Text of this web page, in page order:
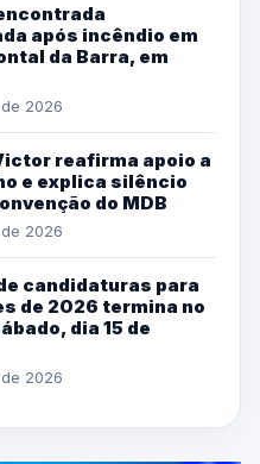
após incêndio em
da Barra, em
2026
reafirma apoio a
e explica silêncio
do MDB
2026
candidaturas para
de 2026 termina no
dia 15 de
2026